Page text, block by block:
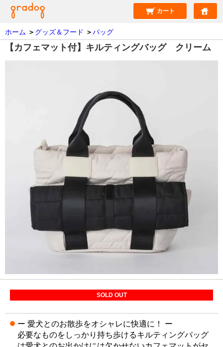
カート
ホーム ＞ グッズ＆フード ＞バッグ
【カフェマット付】キルティングバッグ クリーム
SOLD OUT
ー 愛犬とのお散歩をオシャレに快適に！ ー
必要なものをしっかり持ち歩けるキルティングバッグ